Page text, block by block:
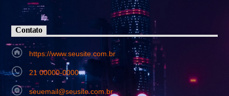
Contato
https://www.seusite.com.br
21 00000-0000
seuemail@seusite.com.br